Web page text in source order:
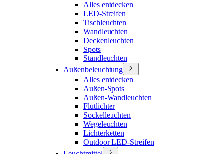
Alles entdecken
LED-Streifen
Tischleuchten
Wandleuchten
Deckenleuchten
Spots
Standleuchten
Außenbeleuchtung
Alles entdecken
Außen-Spots
Außen-Wandleuchten
Flutlichter
Sockelleuchten
Wegeleuchten
Lichterketten
Outdoor LED-Streifen